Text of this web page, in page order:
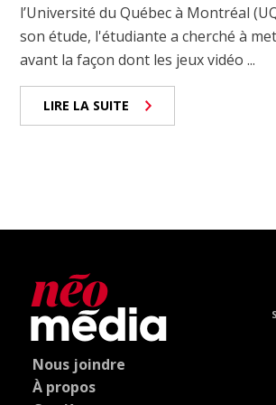
l’Université du Québec à Montréal
son étude, l'étudiante a cherché à
avant la façon dont les jeux vidéo ...
LIRE LA SUITE
Nous joindre
À propos